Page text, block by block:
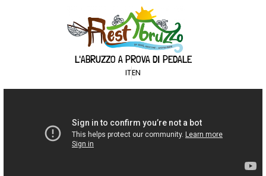
L'ABRUZZO A PROVA DI PEDALE
ITEN